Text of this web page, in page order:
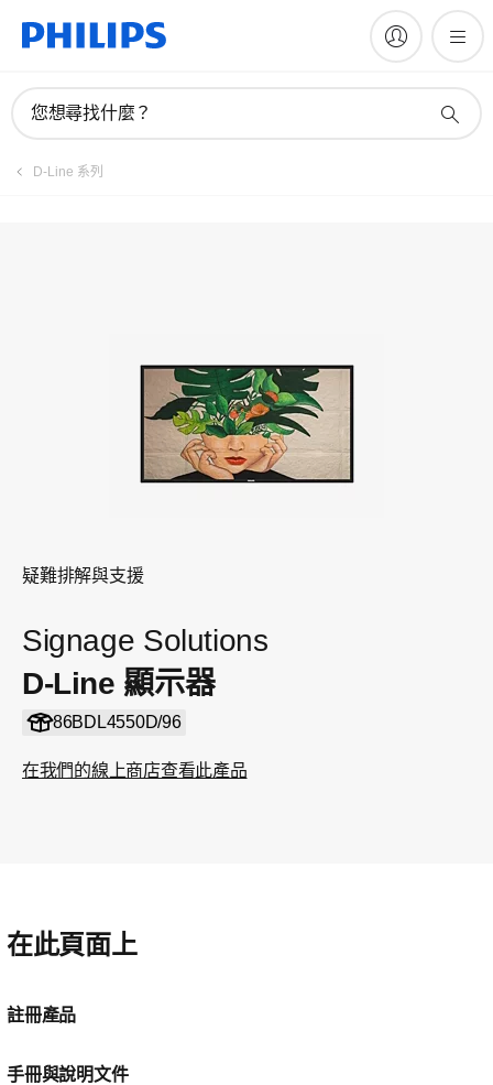
您想尋找什麼？
D-Line 系列
疑難排解與支援
Signage Solutions
D-Line 顯示器
86BDL4550D/96
在我們的線上商店查看此產品
在此頁面上
註冊產品
手冊與說明文件